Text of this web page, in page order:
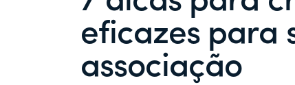
eficazes para
associação